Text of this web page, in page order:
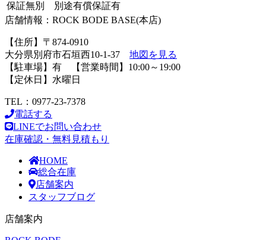
保証無別 別途有償保証有
店舗情報：ROCK BODE BASE(本店)
【住所】〒874-0910
大分県別府市石垣西10-1-37 地図を見る
【駐車場】有 【営業時間】10:00～19:00
【定休日】水曜日
TEL：0977-23-7378
電話する
LINEでお問い合わせ
在庫確認・無料見積もり
HOME
総合在庫
店舗案内
スタッフブログ
店舗案内